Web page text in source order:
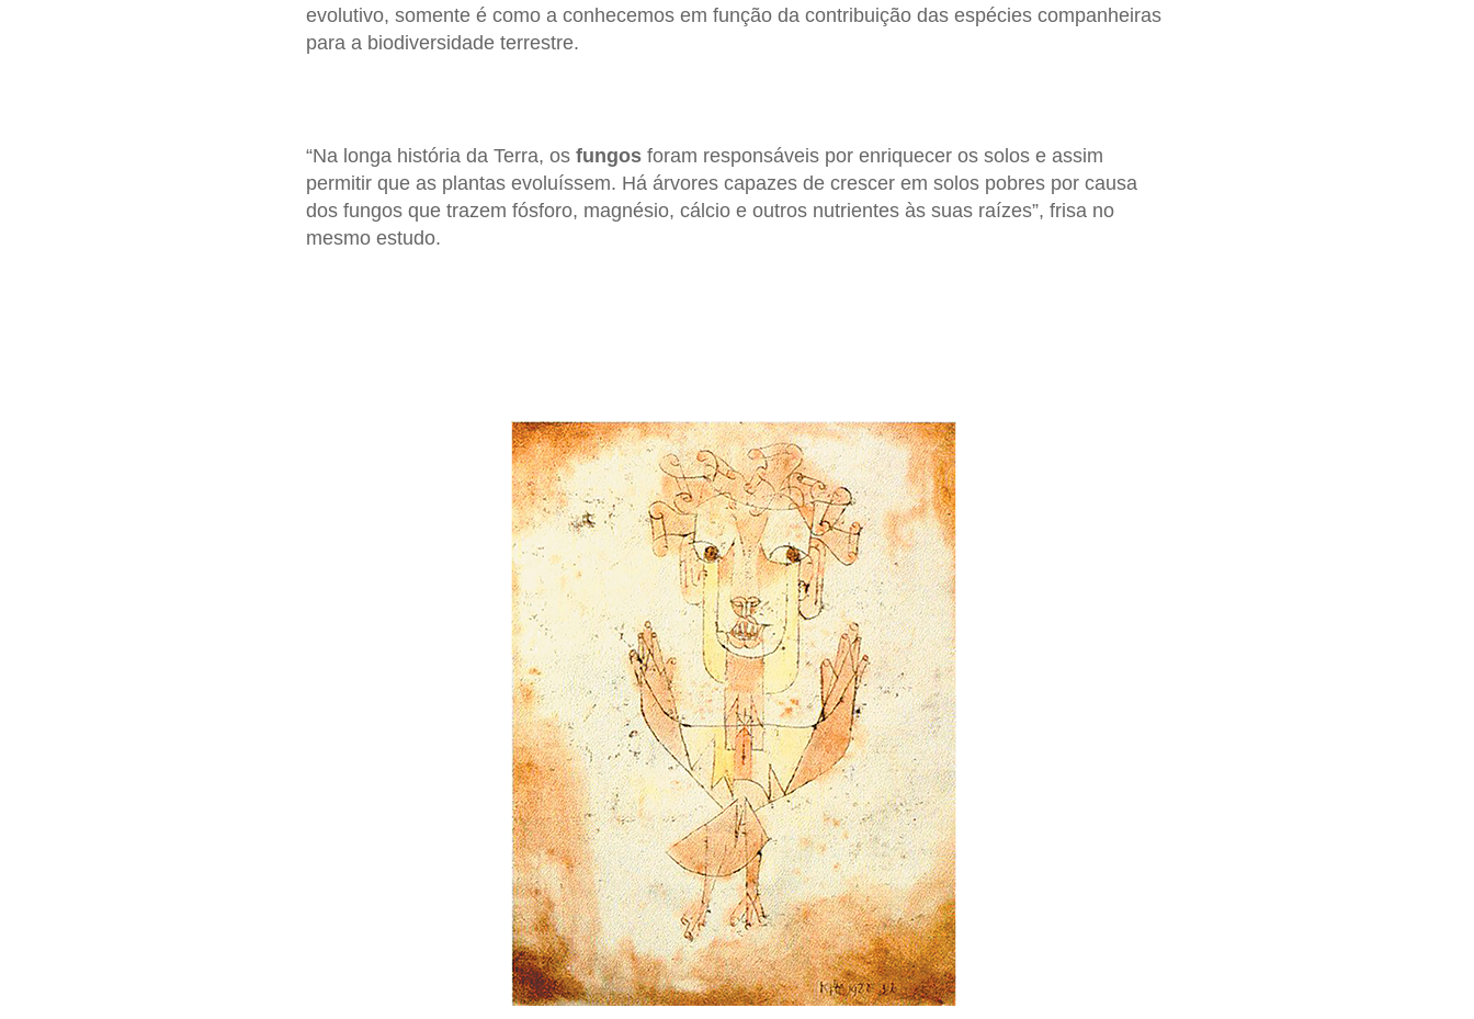
evolutivo, somente é como a conhecemos em função da contribuição das espécies companheiras
para a biodiversidade terrestre.
“Na longa história da Terra, os fungosforam responsáveis por enriquecer os solos e assim
permitir que as plantas evoluíssem. Há árvores capazes de crescer em solos pobres por causa
dos fungos que trazem fósforo, magnésio, cálcio e outros nutrientes às suas raízes”, frisa no
mesmo estudo.